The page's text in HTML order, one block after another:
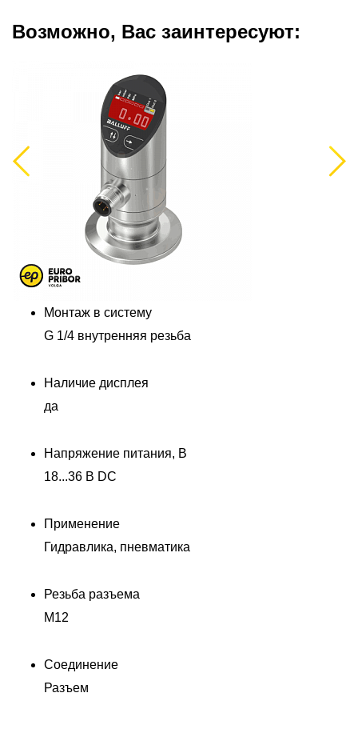
Возможно, Вас заинтересуют:
Previous
Монтаж в систему
G 1/4 внутренняя резьба
Наличие дисплея
да
Напряжение питания, В
18...36 В DC
Применение
Гидравлика, пневматика
Резьба разъема
M12
Соединение
Разъем
Next